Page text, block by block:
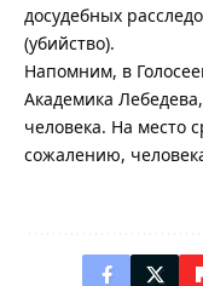
досудебных
(убийство).
Напомним, в
Академика
человека. На место
сожалению,